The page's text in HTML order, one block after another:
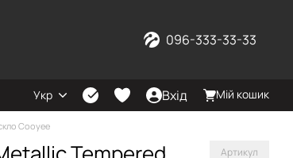
096-333-33-33
Укр Вхід Мій кошик
Cooyee
Артикул